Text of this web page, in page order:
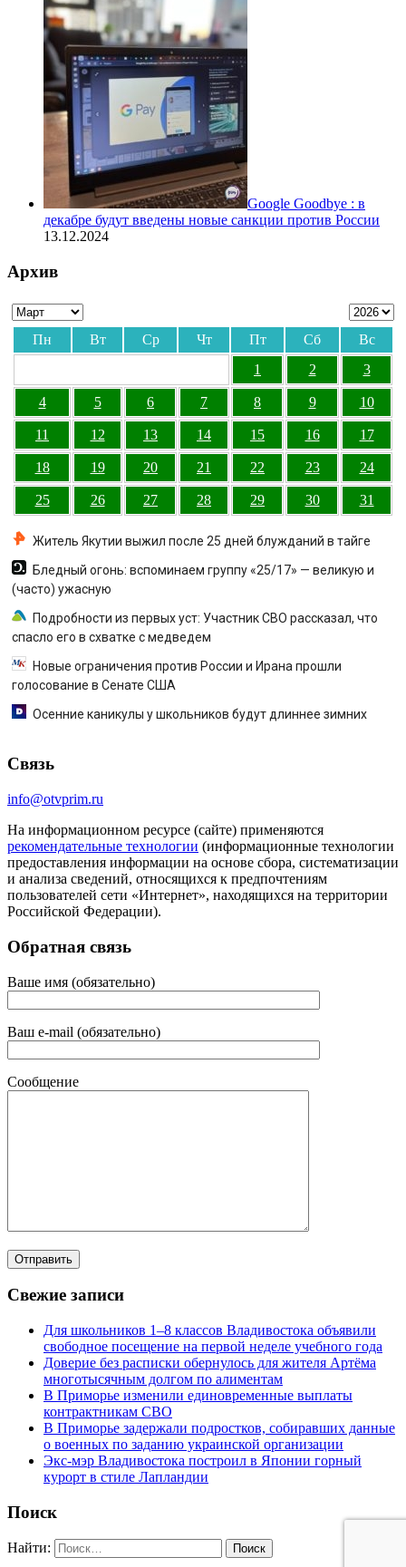
Google Goodbye : в
декабре будут введены новые санкции против России
13.12.2024
Архив
Пн Вт Ср Чт Пт Сб
Вс
1
2 3
4 5 6 7 8 9 10
11 12 13 14 15 16 17
18 19 20 21 22 23 24
25 26 27 28 29 30 31
Житель Якутии выжил после 25 дней блужданий в тайге
Бледный огонь: вспоминаем группу «25/17» — великую и
(часто) ужасную
Подробности из первых уст: Участник СВО рассказал, что
спасло его в схватке с медведем
Новые ограничения против России и Ирана прошли
голосование в Сенате США
Осенние каникулы у школьников будут длиннее зимних
Связь
info@otvprim.ru
На информационном ресурсе (сайте) применяются
рекомендательные технологии (информационные технологии
предоставления информации на основе сбора, систематизации
и анализа сведений, относящихся к предпочтениям
пользователей сети «Интернет», находящихся на территории
Российской Федерации).
Обратная связь
Ваше имя (обязательно)
Ваш e-mail (обязательно)
Сообщение
Свежие записи
Для школьников 1–8 классов Владивостока объявили
свободное посещение на первой неделе учебного года
Доверие без расписки обернулось для жителя Артёма
многотысячным долгом по алиментам
В Приморье изменили единовременные выплаты
контрактникам СВО
В Приморье задержали подростков, собиравших данные
о военных по заданию украинской организации
Экс-мэр Владивостока построил в Японии горный
курорт в стиле Лапландии
Поиск
Найти: